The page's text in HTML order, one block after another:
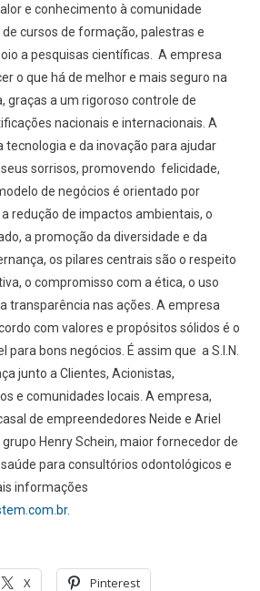
e conhecimento à comunidade
cursos de formação, palestras e
a pesquisas científicas. A empresa
o que há de melhor e mais seguro na
graças a um rigoroso controle de
nacionais e internacionais. A
tecnologia e da inovação para ajudar
sorrisos, promovendo felicidade,
de negócios é orientado por
redução de impactos ambientais, o
a promoção da diversidade e da
os pilares centrais são o respeito
o compromisso com a ética, o uso
transparência nas ações. A empresa
com valores e propósitos sólidos é o
bons negócios. É assim que a S.I.N.
junto a Clientes, Acionistas,
e comunidades locais. A empresa,
de empreendedores Neide e Ariel
grupo Henry Schein, maior fornecedor de
para consultórios odontológicos e
informações
.
X Pinterest